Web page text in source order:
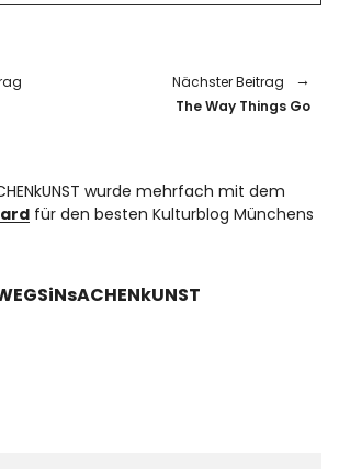
Nächster Beitrag
The Way Things Go
wurde mehrfach mit dem
für den besten Kulturblog Münchens